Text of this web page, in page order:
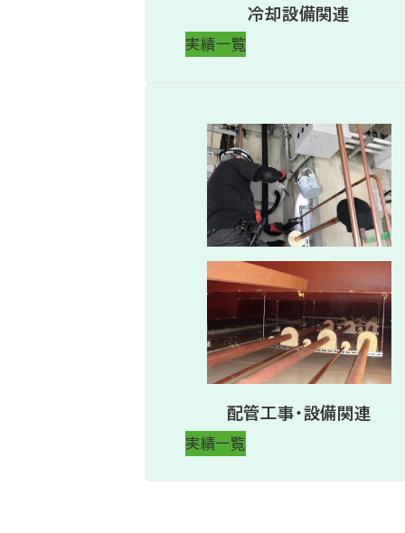
冷却設備関連
実績一覧
配管工事・設備関連
実績一覧